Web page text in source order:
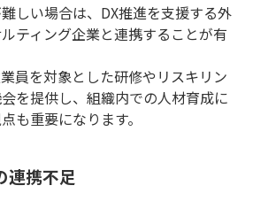
しい場合は、DX推進を支援する外
ティング企業と連携することが有
員を対象とした研修やリスキリン
を提供し、組織内での人材育成に
も重要になります。
連携不足